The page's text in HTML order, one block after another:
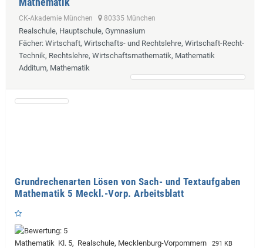
CK-Akademie München 80335 München
Realschule, Hauptschule, Gymnasium
Fächer: Wirtschaft, Wirtschafts- und Rechtslehre, Wirtschaft-Recht-
Technik, Rechtslehre, Wirtschaftsmathematik, Mathematik
Additum, Mathematik
Grundrechenarten Lösen von Sach- und Textaufgaben
Mathematik 5 Meckl.-Vorp. Arbeitsblatt
Mathematik Kl. 5, Realschule, Mecklenburg-Vorpommern 291 KB